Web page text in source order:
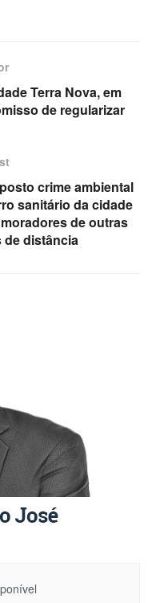
Terra Nova, em
de regularizar
crime ambiental
sanitário da cidade
de outras
distância